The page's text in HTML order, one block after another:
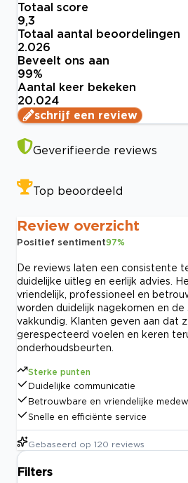
Totaal score
9,3
Totaal aantal beoordelingen
2.026
Beveelt ons aan
99%
Aantal keer bekeken
20.024
schrijf een review
Geverifieerde reviews
Top beoordeeld
Review overzicht
Positief sentiment97%
De reviews laten een consistente
duidelijke uitleg en eerlijk advies.
vriendelijk, professioneel en
worden duidelijk nagekomen en de
vakkundig. Klanten geven aan dat
gerespecteerd voelen en keren
onderhoudsbeurten.
Sterke punten
Duidelijke communicatie
Betrouwbare en vriendelijke
Snelle en efficiënte service
Gebaseerd op 120 reviews
Filters